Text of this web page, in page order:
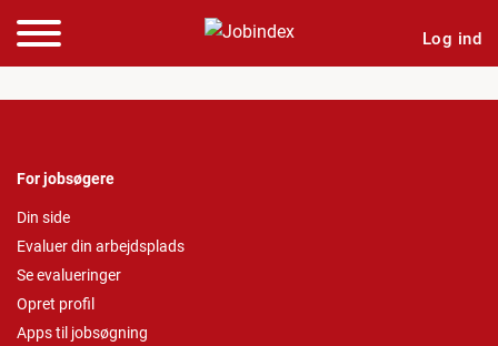
Log ind
For jobsøgere
Din side
Evaluer din arbejdsplads
Se evalueringer
Opret profil
Apps til jobsøgning